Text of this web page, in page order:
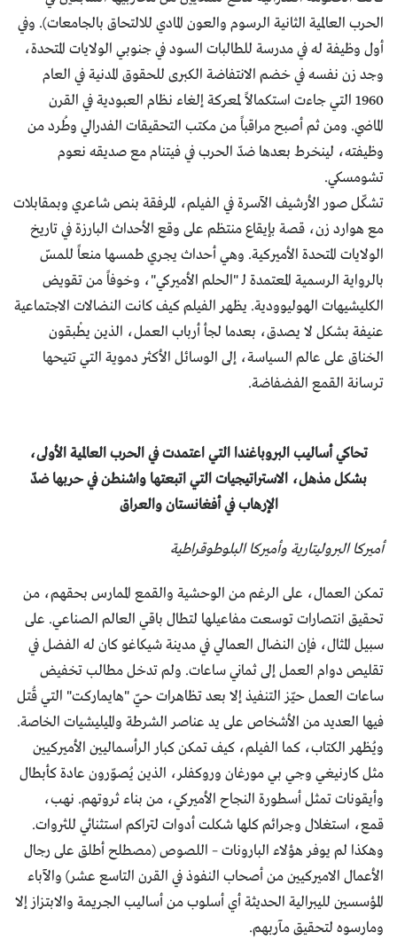
الحرب العالمية الثانية الرسوم والعون المادي للالتحاق بالجامعات). وفي
أول وظيفة له في مدرسة للطالبات السود في جنوبي الولايات المتحدة،
وجد زن نفسه في خضم الانتفاضة الكبرى للحقوق المدنية في العام
1960 التي جاءت استكمالاً لمعركة إلغاء نظام العبودية في القرن
الماضي. ومن ثم أصبح مراقباً من مكتب التحقيقات الفدرالي وطُرد من
وظيفته، لينخرط بعدها ضدّ الحرب في فيتنام مع صديقه نعوم
تشومسكي.
تشكّل صور الأرشيف الآسرة في الفيلم، المرفقة بنص شاعري وبمقابلات
مع هوارد زن، قصة بإيقاع منتظم على وقع الأحداث البارزة في تاريخ
الولايات المتحدة الأميركية. وهي أحداث يجري طمسها منعاً للمسّ
بالرواية الرسمية المعتمدة لـ "الحلم الأميركي"، وخوفاً من تقويض
الكليشيهات الهوليوودية. يظهر الفيلم كيف كانت النضالات الاجتماعية
عنيفة بشكل لا يصدق، بعدما لجأ أرباب العمل، الذين يطْبقون
الخناق على عالم السياسة، إلى الوسائل الأكثر دموية التي تتيحها
ترسانة القمع الفضفاضة.
تحاكي أساليب البروباغندا التي اعتمدت في الحرب العالمية الأولى،
بشكل مذهل، الاستراتيجيات التي اتبعتها واشنطن في حربها ضدّ
الإرهاب في أفغانستان والعراق
أميركا البروليتارية وأميركا البلوطوقراطية
تمكن العمال، على الرغم من الوحشية والقمع الممارس بحقهم، من
تحقيق انتصارات توسعت مفاعيلها لتطال باقي العالم الصناعي. على
سبيل المثال، فإن النضال العمالي في مدينة شيكاغو كان له الفضل في
تقليص دوام العمل إلى ثماني ساعات. ولم تدخل مطالب تخفيض
ساعات العمل حيّز التنفيذ إلا بعد تظاهرات حيّ "هايماركت" التي قُتل
فيها العديد من الأشخاص على يد عناصر الشرطة والميليشيات الخاصة.
ويُظهر الكتاب، كما الفيلم، كيف تمكن كبار الرأسماليين الأميركيين
مثل كارنيغي وجي بي مورغان وروكفلر، الذين يُصوّرون عادة كأبطال
وأيقونات تمثل أسطورة النجاح الأميركي، من بناء ثروتهم. نهب،
قمع، استغلال وجرائم كلها شكلت أدوات لتراكم استثنائي للثروات.
وهكذا لم يوفر هؤلاء البارونات – اللصوص (مصطلح أطلق على رجال
الأعمال الاميركيين من أصحاب النفوذ في القرن التاسع عشر) والآباء
المؤسسين لليبرالية الحديثة أي أسلوب من أساليب الجريمة والابتزاز إلا
ومارسوه لتحقيق مآربهم.